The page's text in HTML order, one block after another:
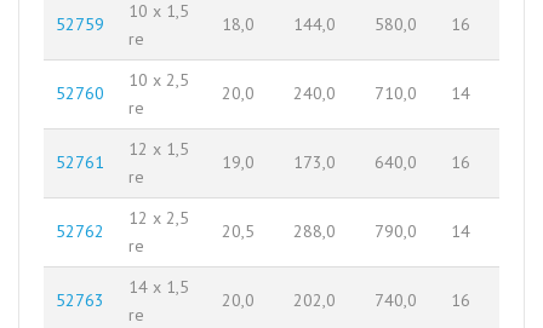
52759
10 x 1,5
re
18,0 144,0 580,0 16
52760
10 x 2,5
re
20,0 240,0 710,0 14
52761
12 x 1,5
re
19,0 173,0 640,0 16
52762
12 x 2,5
re
20,5 288,0 790,0 14
52763
14 x 1,5
re
20,0 202,0 740,0 16